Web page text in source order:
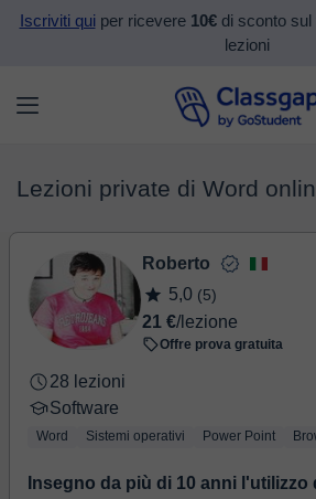
Iscriviti quiper ricevere 10€di sconto sul
lezioni
Lezioni private di Word
Roberto
5,0 (5)
21 €/lezione
Offre prova gratuita
28 lezioni
Software
Word Sistemi operativi Power Point
Insegno da più di 10 anni l'utilizzo